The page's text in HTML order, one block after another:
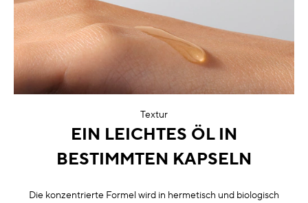
Textur
EIN LEICHTES ÖL IN
BESTIMMTEN KAPSELN
Die konzentrierte Formel wird in hermetisch und biologisch